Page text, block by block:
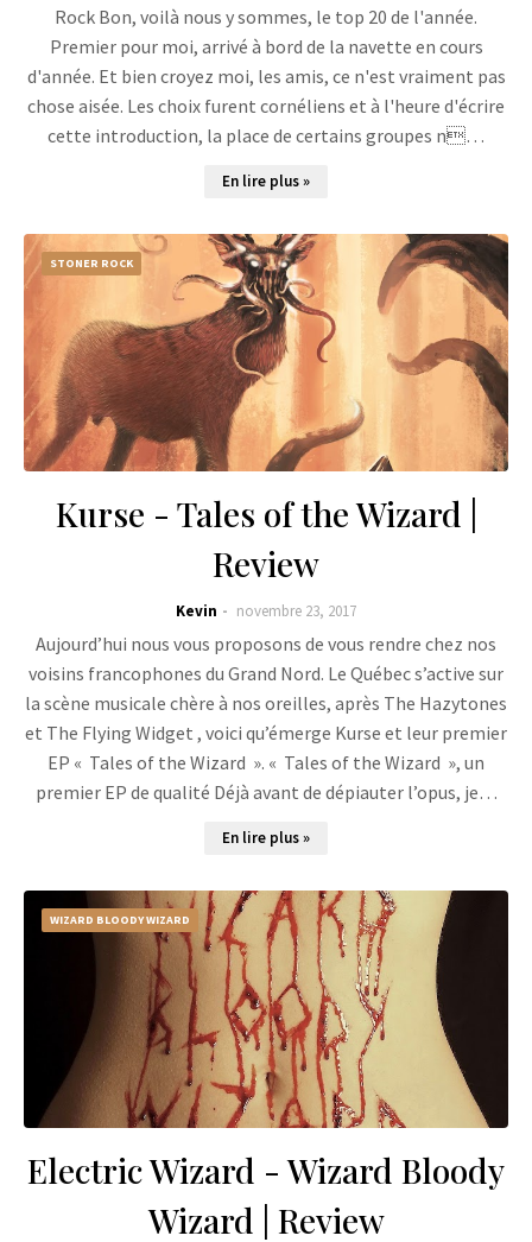
Rock Bon, voilà nous y sommes, le top 20 de l'année.
Premier pour moi, arrivé à bord de la navette en cours
d'année. Et bien croyez moi, les amis, ce n'est vraiment pas
chose aisée. Les choix furent cornéliens et à l'heure d'écrire
cette introduction, la place de certains groupes n…
En lire plus »
STONER ROCK
Kurse - Tales of the Wizard |
Review
Kevin novembre 23, 2017
Aujourd’hui nous vous proposons de vous rendre chez nos
voisins francophones du Grand Nord. Le Québec s’active sur
la scène musicale chère à nos oreilles, après The Hazytones
et The Flying Widget , voici qu’émerge Kurse et leur premier
EP « Tales of the Wizard ». « Tales of the Wizard », un
premier EP de qualité Déjà avant de dépiauter l’opus, je…
En lire plus »
WIZARD BLOODY WIZARD
Electric Wizard - Wizard Bloody
Wizard | Review